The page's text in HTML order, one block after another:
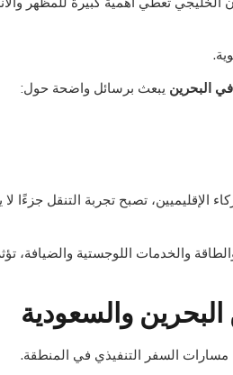
البحرين يبعث برسائل واضحة حول:
الإقليميين، تصبح تجربة التنقل جزءًا
والخدمات اللوجستية والضيافة،
البحرين والسعودية
السفر التنفيذي في المنطقة.